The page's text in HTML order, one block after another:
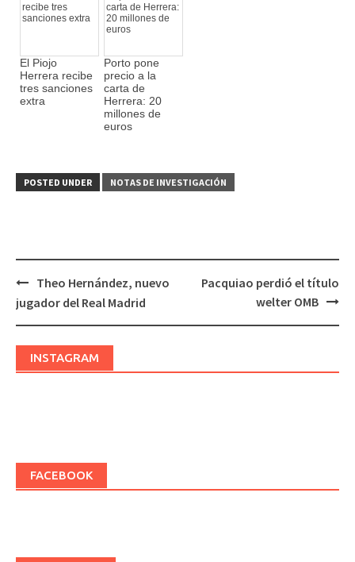
El Piojo
Herrera recibe
tres sanciones
extra
Porto pone
precio a la
carta de
Herrera: 20
millones de
euros
POSTED UNDER NOTAS DE INVESTIGACIÓN
Post
navigation
Theo Hernández, nuevo
jugador del Real Madrid
Pacquiao perdió el título
welter OMB
INSTAGRAM
FACEBOOK